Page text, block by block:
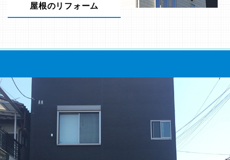
屋根のリフォーム